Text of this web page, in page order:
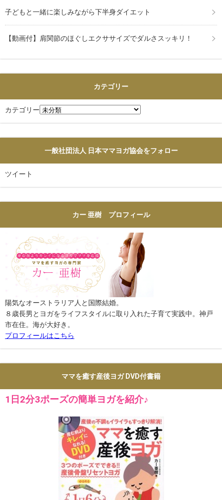
子どもと一緒に楽しみながら下半身ダイエット
【動画付】肩関節のほぐしエクササイズでダルさスッキリ！
カテゴリー
カテゴリー
一般社団法人 日本ママヨガ協会をフォロー
ツイート
カー 亜樹 プロフィール
陽気なオーストラリア人と国際結婚。
８歳長男とヨガをライフスタイルに取り入れた子育て実践中。神戸
市在住。海が大好き。
プロフィールはこちら
ママを癒す産後ヨガ DVD付書籍
1日2分3ポーズの簡単ヨガを紹介♪